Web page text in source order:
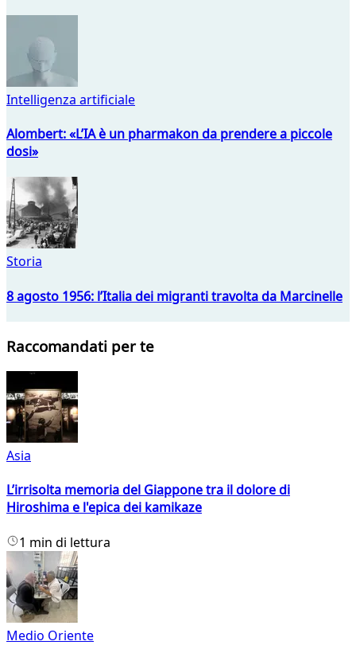
Intelligenza artificiale
Alombert: «L’IA è un pharmakon da prendere a piccole
dosi»
Storia
8 agosto 1956: l’Italia dei migranti travolta da Marcinelle
Raccomandati per te
Asia
L’irrisolta memoria del Giappone tra il dolore di
Hiroshima e l'epica dei kamikaze
1 min di lettura
Medio Oriente